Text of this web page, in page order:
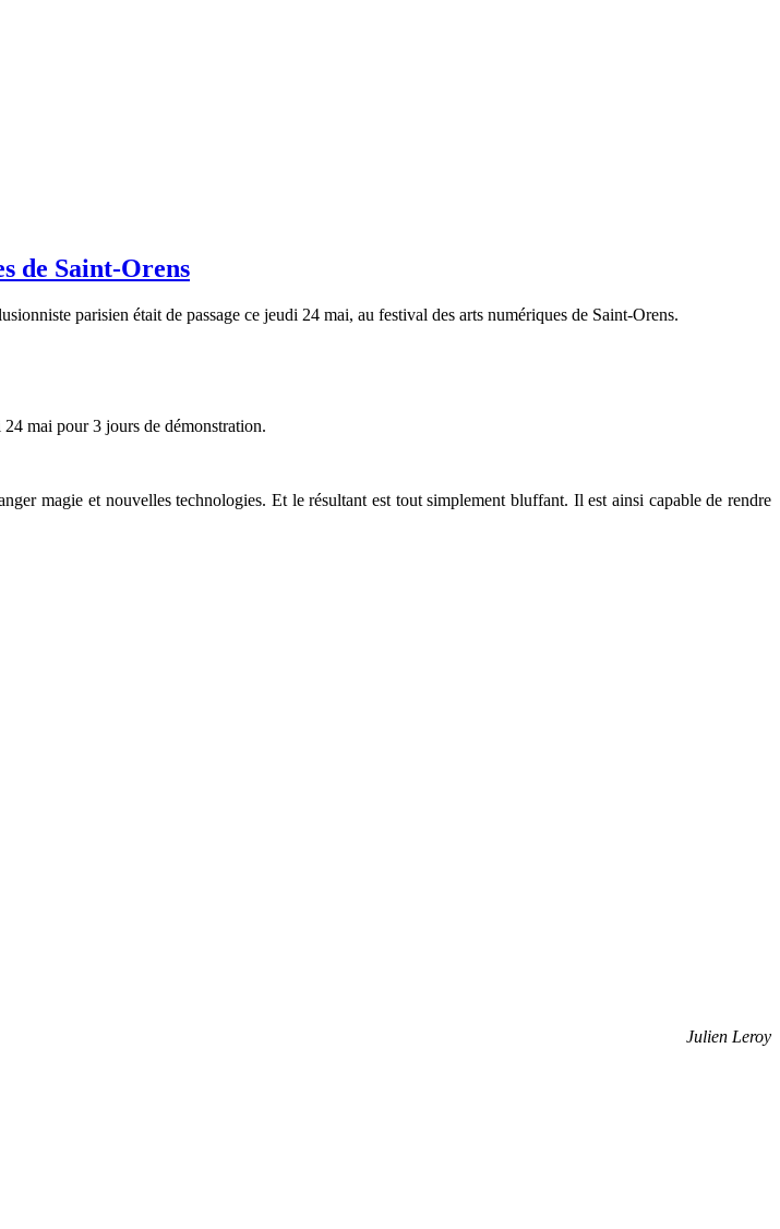
de Saint-Orens
parisien était de passage ce jeudi 24 mai, au festival des arts numériques de Saint-Orens.
mai pour 3 jours de démonstration.
magie et nouvelles technologies. Et le résultant est tout simplement bluffant. Il est ainsi capable de rendre
Julien Leroy